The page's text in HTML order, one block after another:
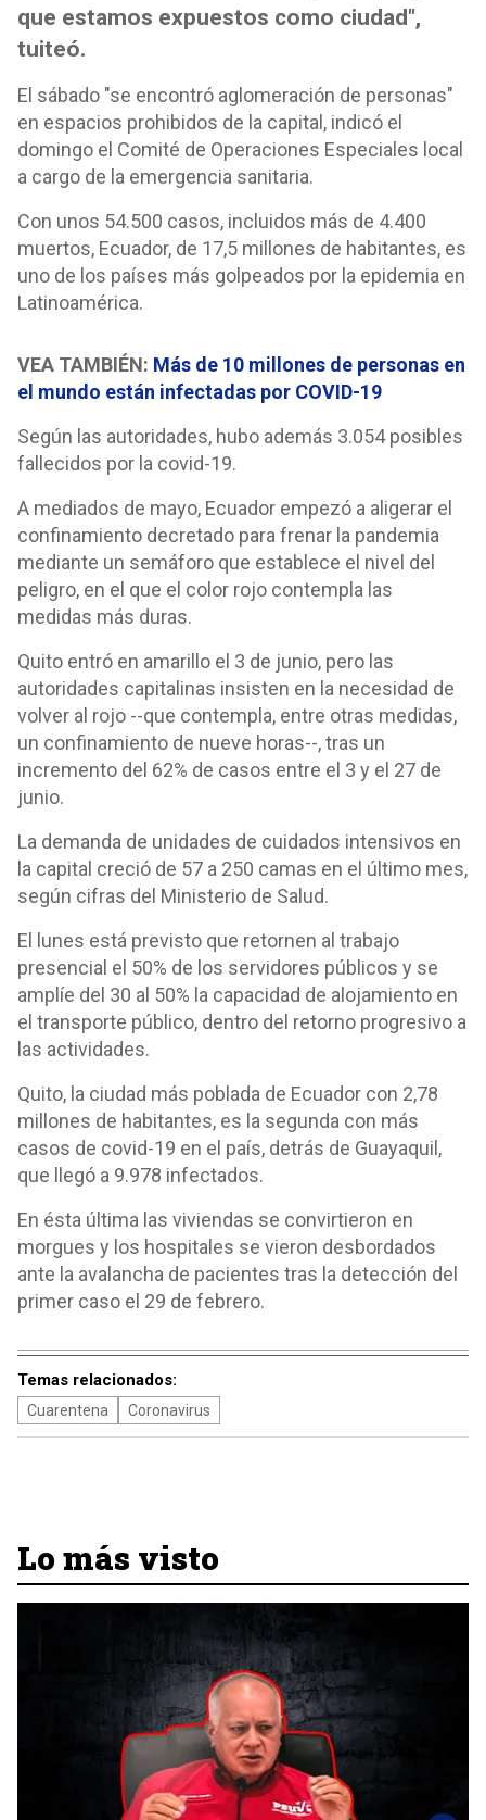
que estamos expuestos como ciudad",
tuiteó.
El sábado "se encontró aglomeración de personas"
en espacios prohibidos de la capital, indicó el
domingo el Comité de Operaciones Especiales local
a cargo de la emergencia sanitaria.
Con unos 54.500 casos, incluidos más de 4.400
muertos, Ecuador, de 17,5 millones de habitantes, es
uno de los países más golpeados por la epidemia en
Latinoamérica.
VEA TAMBIÉN: Más de 10 millones de personas en
el mundo están infectadas por COVID-19
Según las autoridades, hubo además 3.054 posibles
fallecidos por la covid-19.
A mediados de mayo, Ecuador empezó a aligerar el
confinamiento decretado para frenar la pandemia
mediante un semáforo que establece el nivel del
peligro, en el que el color rojo contempla las
medidas más duras.
Quito entró en amarillo el 3 de junio, pero las
autoridades capitalinas insisten en la necesidad de
volver al rojo --que contempla, entre otras medidas,
un confinamiento de nueve horas--, tras un
incremento del 62% de casos entre el 3 y el 27 de
junio.
La demanda de unidades de cuidados intensivos en
la capital creció de 57 a 250 camas en el último mes,
según cifras del Ministerio de Salud.
El lunes está previsto que retornen al trabajo
presencial el 50% de los servidores públicos y se
amplíe del 30 al 50% la capacidad de alojamiento en
el transporte público, dentro del retorno progresivo a
las actividades.
Quito, la ciudad más poblada de Ecuador con 2,78
millones de habitantes, es la segunda con más
casos de covid-19 en el país, detrás de Guayaquil,
que llegó a 9.978 infectados.
En ésta última las viviendas se convirtieron en
morgues y los hospitales se vieron desbordados
ante la avalancha de pacientes tras la detección del
primer caso el 29 de febrero.
Temas relacionados:
Cuarentena Coronavirus
Lo más visto